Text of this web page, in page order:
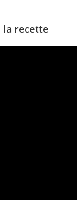
la recette